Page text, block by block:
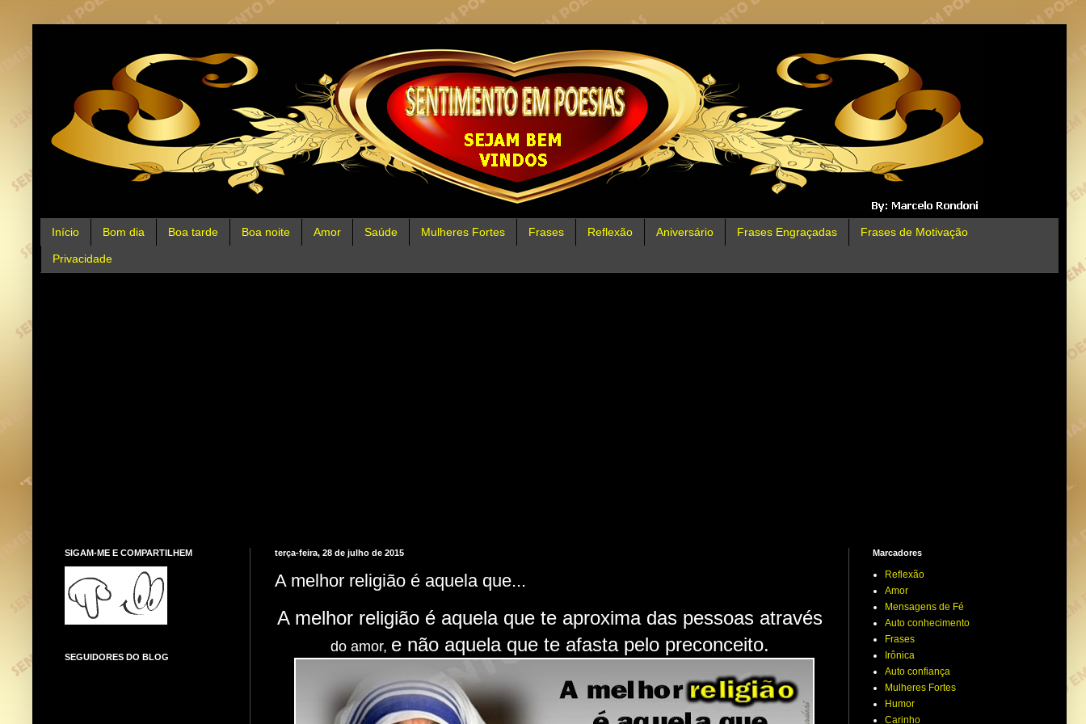
Início Bom dia Boa tarde Boa noite Amor Saúde Mulheres Fortes Frases Reflexão Aniversário Frases Engraçadas Frases de Motivação
Privacidade
terça-feira, 28 de julho de 2015
A melhor religião é aquela que...
A melhor religião é aquela que te aproxima das pessoas através
do amor, e não aquela que te afasta pelo preconceito.
SIGAM-ME E COMPARTILHEM
SEGUIDORES DO BLOG
Marcadores
Reflexão
Amor
Mensagens de Fé
Auto conhecimento
Frases
Irônica
Auto confiança
Mulheres Fortes
Humor
Carinho